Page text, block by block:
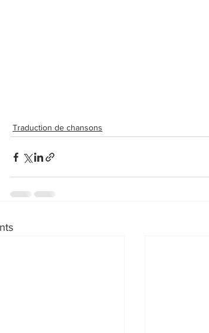
Traduction de chansons